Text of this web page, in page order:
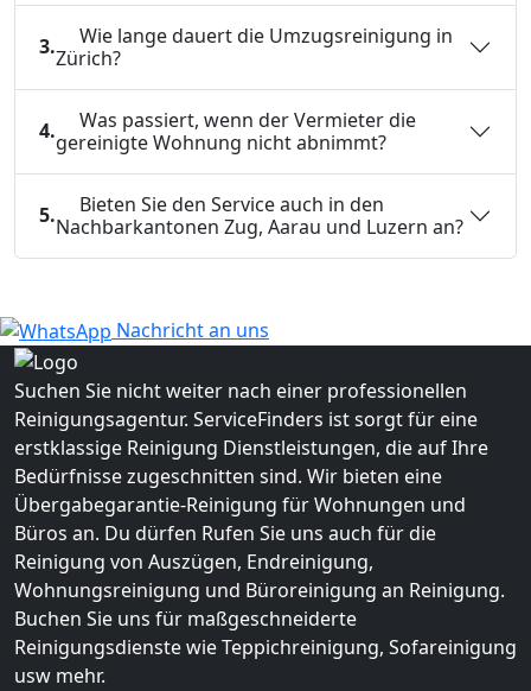
3.Zürich?
4.gereinigte Wohnung nicht abnimmt?
5.Nachbarkantonen Zug, Aarau und Luzern an?
Nachricht an uns
Suchen Sie nicht weiter nach einer professionellen
Reinigungsagentur. ServiceFinders ist sorgt für eine
erstklassige Reinigung Dienstleistungen, die auf Ihre
Bedürfnisse zugeschnitten sind. Wir bieten eine
Übergabegarantie-Reinigung für Wohnungen und
Büros an. Du dürfen Rufen Sie uns auch für die
Reinigung von Auszügen, Endreinigung,
Wohnungsreinigung und Büroreinigung an Reinigung.
Buchen Sie uns für maßgeschneiderte
Reinigungsdienste wie Teppichreinigung, Sofareinigung
usw mehr.